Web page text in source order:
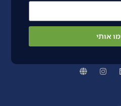
אותי